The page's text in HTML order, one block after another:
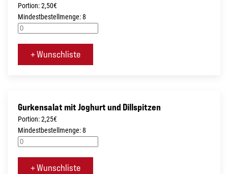
Portion: 2,50€
Mindestbestellmenge: 8
+ Wunschliste
Gurkensalat mit Joghurt und Dillspitzen
Portion: 2,25€
Mindestbestellmenge: 8
+ Wunschliste